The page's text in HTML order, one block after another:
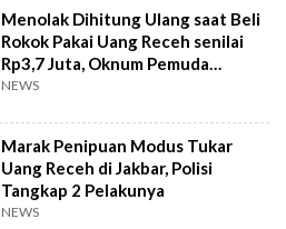
Menolak Dihitung Ulang saat Beli
Rokok Pakai Uang Receh senilai
Rp3,7 Juta, Oknum Pemuda
Pancasila Ini bikin Geram
NEWS
Marak Penipuan Modus Tukar
Uang Receh di Jakbar, Polisi
Tangkap 2 Pelakunya
NEWS